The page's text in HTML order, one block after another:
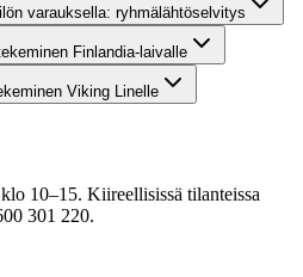
varauksella: ryhmälähtöselvitys
Finlandia-laivalle
Viking Linelle
10–15. Kiireellisissä tilanteissa
301 220.